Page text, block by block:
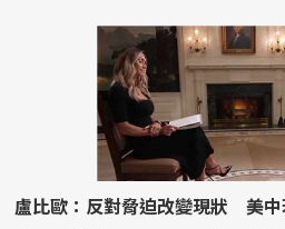
盧比歐：反對脅迫改變現狀 美